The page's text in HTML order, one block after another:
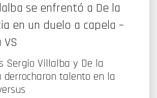
se enfrentó a De la
en un duelo a capela –
Sergio Villalba y De la
derrocharon talento en la